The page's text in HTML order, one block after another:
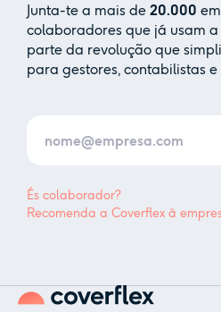
Junta-te a mais de 20.000
colaboradores que já usam
parte da revolução que
para gestores, contabilistas
És colaborador?
Recomenda a Coverflex à